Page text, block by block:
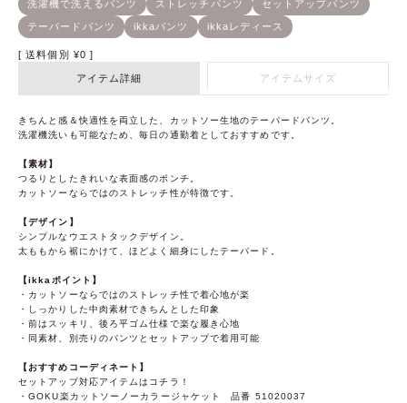
送料個別 ¥0
アイテム詳細 アイテムサイズ
きちんと感＆快適性を両立した、カットソー生地のテーパードパンツ。
洗濯機洗いも可能なため、毎日の通勤着としておすすめです。
【素材】
つるりとしたきれいな表面感のポンチ。
カットソーならではのストレッチ性が特徴です。
【デザイン】
シンプルなウエストタックデザイン。
太ももから裾にかけて、ほどよく細身にしたテーパード。
【ikkaポイント】
・カットソーならではのストレッチ性で着心地が楽
・しっかりした中肉素材できちんとした印象
・前はスッキリ、後ろ平ゴム仕様で楽な履き心地
・同素材、別売りのパンツとセットアップで着用可能
【おすすめコーディネート】
セットアップ対応アイテムはコチラ！
・GOKU楽カットソーノーカラージャケット 品番 51020037